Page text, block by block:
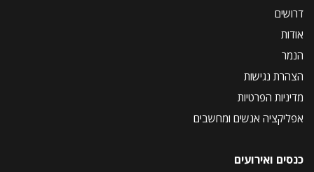
דרושים
אודות
הנמר
הצהרת נגישות
מדיניות הפרטיות
אפליקציה אנשים ומחשבים
כנסים ואירועים